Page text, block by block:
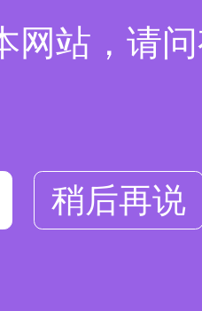
网站，请
稍后再说